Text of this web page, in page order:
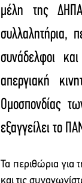
μέλη της
συλλαλητήρια,
συνάδελφοι
απεργιακή
Ομοσπονδίας
εξαγγείλει το
Τα περιθώρια για